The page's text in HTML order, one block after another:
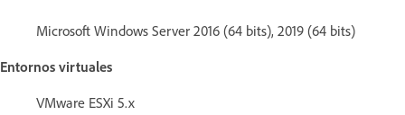
Microsoft Windows Server 2016 (64 bits), 2019 (64 bits)
Entornos virtuales
VMware ESXi 5.x